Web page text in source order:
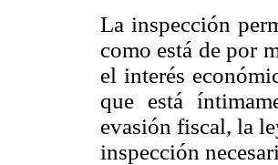
La inspección
como está de por
el interés
que está
evasión fiscal, la
inspección